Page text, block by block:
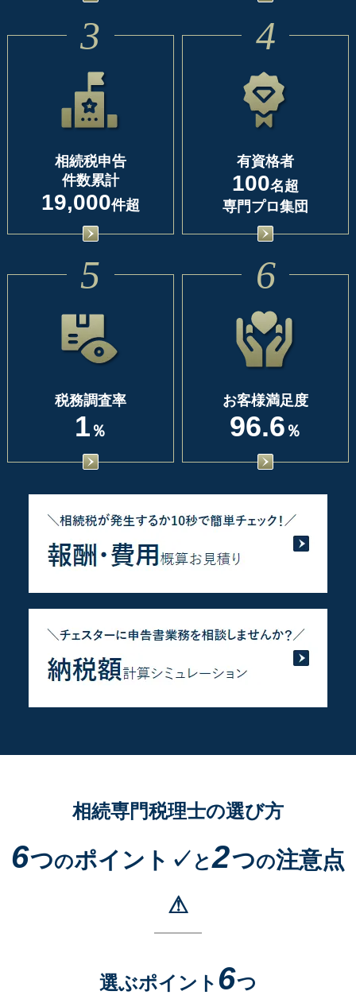
3
相続税申告
件数累計
19,000件超
4
有資格者
100名超
専門プロ集団
5
税務調査率
1 ％
6
お客様満足度
96.6 ％
相続専門税理士の選び方
6つのポイント✓ と2つの注意点
⚠
選ぶポイント 6つ